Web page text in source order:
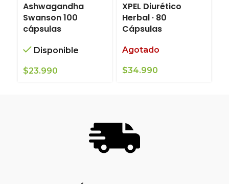
Ashwagandha
Swanson 100
cápsulas
Disponible
$23.990
XPEL Diurético
Herbal · 80
Cápsulas
Agotado
$34.990